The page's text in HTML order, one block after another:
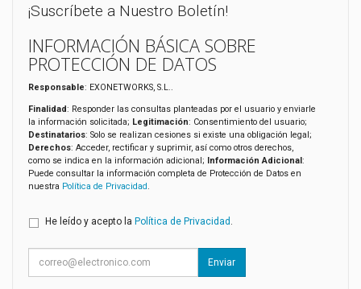
¡Suscríbete a Nuestro Boletín!
INFORMACIÓN BÁSICA SOBRE
PROTECCIÓN DE DATOS
Responsable: EXONETWORKS, S.L..
Finalidad: Responder las consultas planteadas por el usuario y enviarle
la información solicitada; Legitimación: Consentimiento del usuario;
Destinatarios: Solo se realizan cesiones si existe una obligación legal;
Derechos: Acceder, rectificar y suprimir, así como otros derechos,
como se indica en la información adicional; Información Adicional:
Puede consultar la información completa de Protección de Datos en
nuestra Política de Privacidad.
He leído y acepto la Política de Privacidad .
Enviar